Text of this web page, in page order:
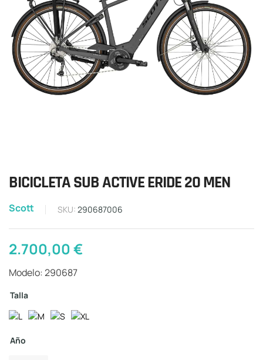
BICICLETA SUB ACTIVE ERIDE 20 MEN
Scott SKU: 290687006
2.700,00€
Modelo: 290687
Talla
Año